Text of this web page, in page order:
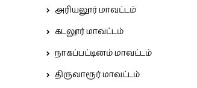
அரியலூர் மாவட்டம்
கடலூர் மாவட்டம்
நாகப்பட்டினம் மாவட்டம்
திருவாரூர் மாவட்டம்